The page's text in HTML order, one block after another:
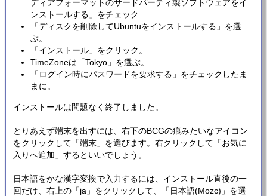
ディアフォーマットのサードパーティ製ソフトウェアをイ
ンストールする」をチェック
「ディスクを削除してUbuntuをインストールする」を選
ぶ。
「インストール」をクリック。
TimeZoneは「Tokyo」を選ぶ。
「ログイン時にパスワードを要求する」をチェックしたま
まに。
インストールは問題なく終了しました。
とりあえず端末を出すには、右下のBCGの痕みたいなアイコン
をクリックして「端末」を選びます。右クリックして「お気に
入りへ追加」するといいでしょう。
日本語をかな漢字変換で入力するには、インストール直後の一
回だけ、右上の「ja」をクリックして、「日本語(Mozc)」を選